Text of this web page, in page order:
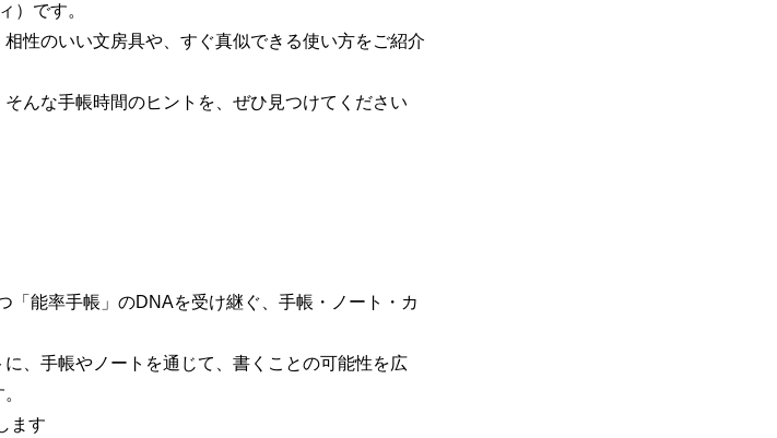
）です。
性のいい文房具や、すぐ真似できる使い方をご紹介
んな手帳時間のヒントを、ぜひ見つけてください
「能率手帳」のDNAを受け継ぐ、手帳・ノート・カ
、手帳やノートを通じて、書くことの可能性を広
ます